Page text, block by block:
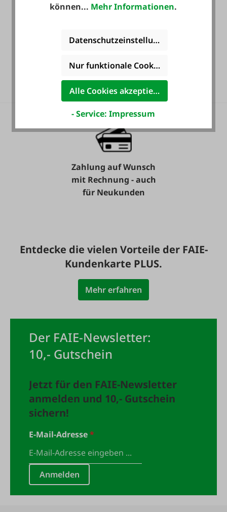
36 Monate
Langzeit-Garantie.
Zahlung auf Wunsch
mit Rechnung - auch
für Neukunden
Entdecke die vielen Vorteile der FAIE-
Kundenkarte PLUS.
Mehr erfahren
Der FAIE-Newsletter:
10,- Gutschein
Jetzt für den FAIE-Newsletter
anmelden und 10,- Gutschein
sichern!
E-Mail-Adresse*
Anmelden
können... Mehr Informationen.
Datenschutzeinstellungen
Nur funktionale Cookies akzeptieren
Alle Cookies akzeptieren
- Service: Impressum